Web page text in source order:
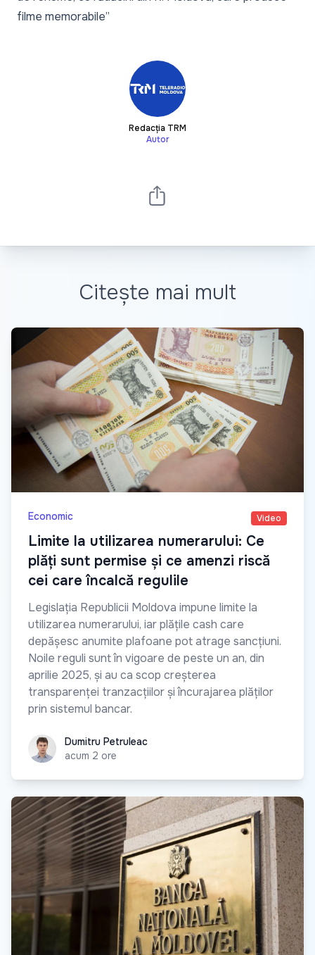
filme memorabile”
Redacția TRM
Autor
Citește mai mult
Economic Video
Limite la utilizarea numerarului: Ce
plăți sunt permise și ce amenzi riscă
cei care încalcă regulile
Legislația Republicii Moldova impune limite la
utilizarea numerarului, iar plățile cash care
depășesc anumite plafoane pot atrage sancțiuni.
Noile reguli sunt în vigoare de peste un an, din
aprilie 2025, și au ca scop creșterea
transparenței tranzacțiilor și încurajarea plăților
prin sistemul bancar.
Dumitru Petruleac
Dumitru Petruleac
acum 2 ore